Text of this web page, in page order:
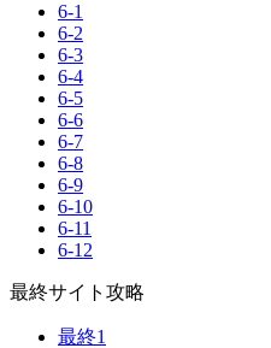
6-1
6-2
6-3
6-4
6-5
6-6
6-7
6-8
6-9
6-10
6-11
6-12
最終サイト攻略
最終1